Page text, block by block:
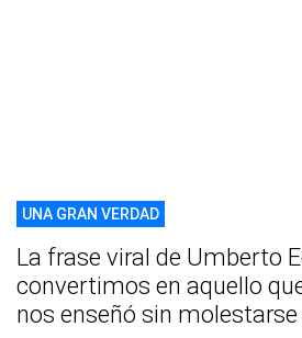
UNA GRAN VERDAD
La frase viral de Umberto
convertimos en aquello
nos enseñó sin molestarse